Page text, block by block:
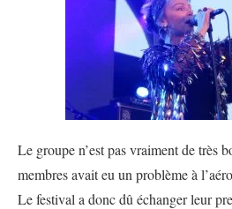
Le groupe n’est pas vraiment de très
membres avait eu un problème à
Le festival a donc dû échanger leur